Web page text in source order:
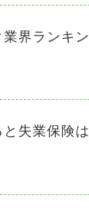
界ランキ
失業保険